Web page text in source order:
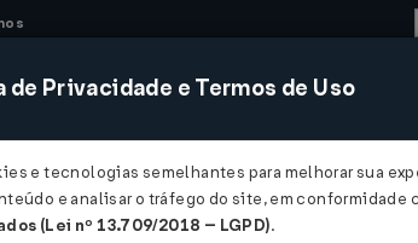
CONSULTORIA SISTEMAS
Privacidade e Termos de Uso
e tecnologias semelhantes para melhorar sua
e analisar o tráfego do site, em conformidade
(Lei nº 13.709/2018 – LGPD).